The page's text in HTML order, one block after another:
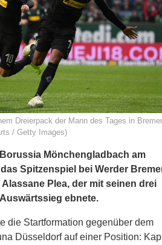
Dreierpack der Mann des Tages in
/ Getty Images)
Mönchengladbach am
Spitzenspiel bei Werder
Alassane Plea, der mit seinen drei
ebnete.
die Startformation gegenüber dem
Düsseldorf auf einer Position: